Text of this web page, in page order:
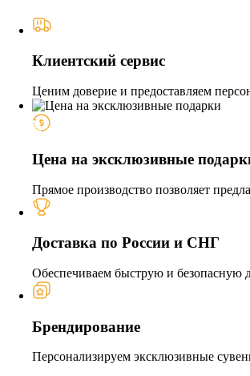
Клиентский сервис
Ценим доверие и предоставляем
Цена на эксклюзивные
Прямое производство позволяет
Доставка по России и СНГ
Обеспечиваем быструю и безопасную
Брендирование
Персонализируем эксклюзивные